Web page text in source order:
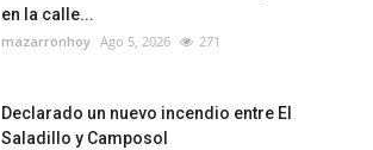
en la calle...
mazarronhoy Ago 5, 2026 271
Declarado un nuevo incendio entre El
Saladillo y Camposol